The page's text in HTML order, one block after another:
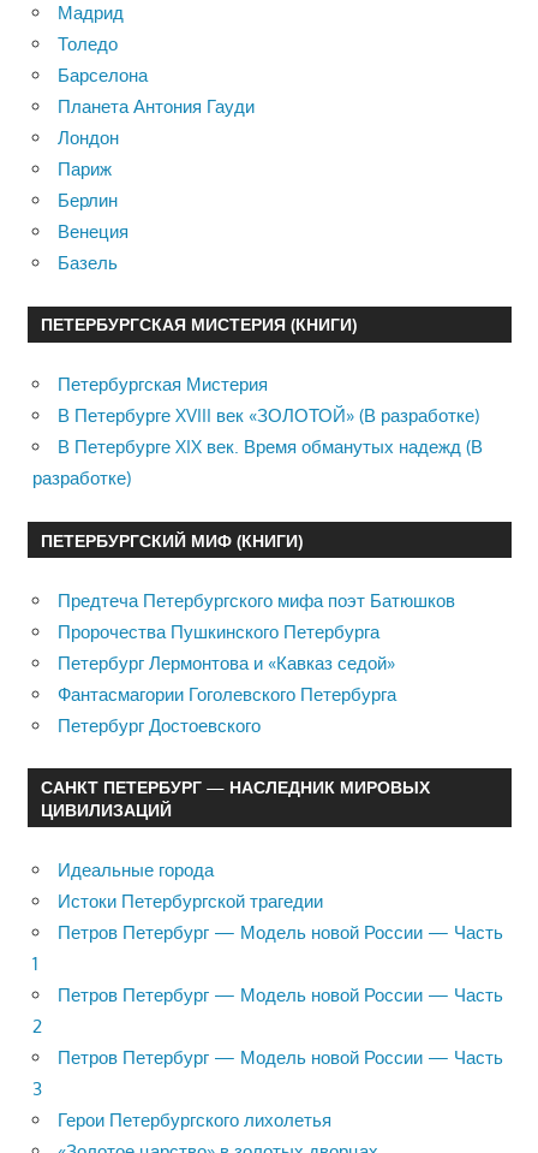
Мадрид
Толедо
Барселона
Планета Антония Гауди
Лондон
Париж
Берлин
Венеция
Базель
ПЕТЕРБУРГСКАЯ МИСТЕРИЯ (КНИГИ)
Петербургская Мистерия
В Петербурге XVIII век «ЗОЛОТОЙ» (В разработке)
В Петербурге XIX век. Время обманутых надежд (В
разработке)
ПЕТЕРБУРГСКИЙ МИФ (КНИГИ)
Предтеча Петербургского мифа поэт Батюшков
Пророчества Пушкинского Петербурга
Петербург Лермонтова и «Кавказ седой»
Фантасмагории Гоголевского Петербурга
Петербург Достоевского
САНКТ ПЕТЕРБУРГ — НАСЛЕДНИК МИРОВЫХ
ЦИВИЛИЗАЦИЙ
Идеальные города
Истоки Петербургской трагедии
Петров Петербург — Модель новой России — Часть
1
Петров Петербург — Модель новой России — Часть
2
Петров Петербург — Модель новой России — Часть
3
Герои Петербургского лихолетья